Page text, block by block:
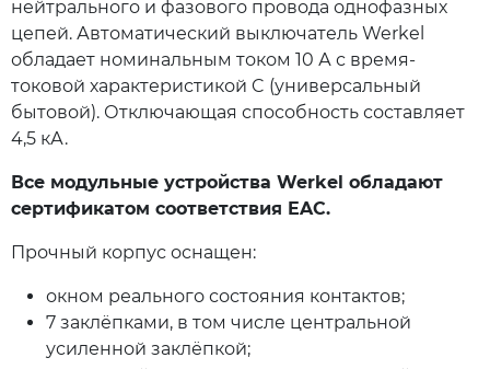
нейтрального и фазового провода однофазных
цепей. Автоматический выключатель Werkel
обладает номинальным током 10 А с время-
токовой характеристикой C (универсальный
бытовой). Отключающая способность составляет
4,5 кА.
Все модульные устройства Werkel обладают
сертификатом соответствия EAC.
Прочный корпус оснащен:
окном реального состояния контактов;
7 заклёпками, в том числе центральной
усиленной заклёпкой;